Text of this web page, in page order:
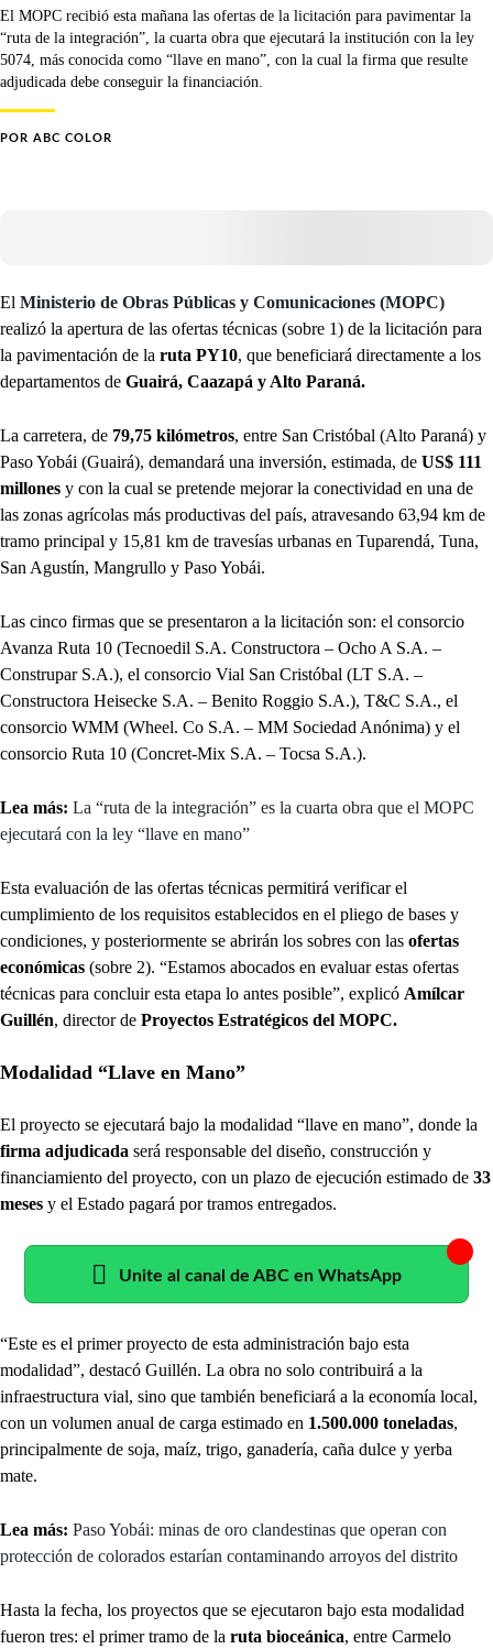
El MOPC recibió esta mañana las ofertas de la licitación para pavimentar la
“ruta de la integración”, la cuarta obra que ejecutará la institución con la ley
5074, más conocida como “llave en mano”, con la cual la firma que resulte
adjudicada debe conseguir la financiación.
POR ABC COLOR
El Ministerio de Obras Públicas y Comunicaciones (MOPC)
realizó la apertura de las ofertas técnicas (sobre 1) de la licitación para
la pavimentación de la ruta PY10, que beneficiará directamente a los
departamentos de Guairá, Caazapá y Alto Paraná.
La carretera, de 79,75 kilómetros, entre San Cristóbal (Alto Paraná) y
Paso Yobái (Guairá), demandará una inversión, estimada, de US$ 111
millones y con la cual se pretende mejorar la conectividad en una de
las zonas agrícolas más productivas del país, atravesando 63,94 km de
tramo principal y 15,81 km de travesías urbanas en Tuparendá, Tuna,
San Agustín, Mangrullo y Paso Yobái.
Las cinco firmas que se presentaron a la licitación son: el consorcio
Avanza Ruta 10 (Tecnoedil S.A. Constructora – Ocho A S.A. –
Construpar S.A.), el consorcio Vial San Cristóbal (LT S.A. –
Constructora Heisecke S.A. – Benito Roggio S.A.), T&C S.A., el
consorcio WMM (Wheel. Co S.A. – MM Sociedad Anónima) y el
consorcio Ruta 10 (Concret-Mix S.A. – Tocsa S.A.).
Lea más: La “ruta de la integración” es la cuarta obra que el MOPC
ejecutará con la ley “llave en mano”
Esta evaluación de las ofertas técnicas permitirá verificar el
cumplimiento de los requisitos establecidos en el pliego de bases y
condiciones, y posteriormente se abrirán los sobres con las ofertas
económicas (sobre 2). “Estamos abocados en evaluar estas ofertas
técnicas para concluir esta etapa lo antes posible”, explicó Amílcar
Guillén, director de Proyectos Estratégicos del MOPC.
Modalidad “Llave en Mano”
El proyecto se ejecutará bajo la modalidad “llave en mano”, donde la
firma adjudicada será responsable del diseño, construcción y
financiamiento del proyecto, con un plazo de ejecución estimado de 33
meses y el Estado pagará por tramos entregados.
Unite al canal de ABC en WhatsApp
“Este es el primer proyecto de esta administración bajo esta
modalidad”, destacó Guillén. La obra no solo contribuirá a la
infraestructura vial, sino que también beneficiará a la economía local,
con un volumen anual de carga estimado en 1.500.000 toneladas,
principalmente de soja, maíz, trigo, ganadería, caña dulce y yerba
mate.
Lea más: Paso Yobái: minas de oro clandestinas que operan con
protección de colorados estarían contaminando arroyos del distrito
Hasta la fecha, los proyectos que se ejecutaron bajo esta modalidad
fueron tres: el primer tramo de la ruta bioceánica, entre Carmelo